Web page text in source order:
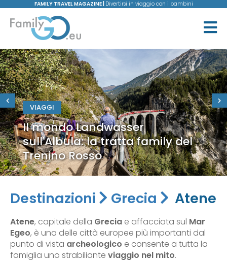
FAMILY TRAVEL MAGAZINE | Divertirsi in viaggio con i bambini
VIAGGI
Il mondo Landwasser
sull'Albula: la tratta family del
Trenino Rosso
Destinazioni Grecia Atene
Atene, capitale della Grecia e affacciata sul Mar
Egeo, è una delle città europee più importanti dal
punto di vista archeologico e consente a tutta la
famiglia uno strabiliante viaggio nel mito.